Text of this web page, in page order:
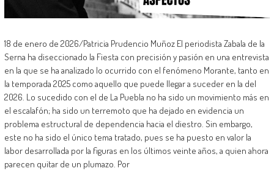
18 de enero de 2026/Patricia Prudencio Muñoz El periodista Zabala de la
Serna ha diseccionado la Fiesta con precisión y pasión en una entrevista
en la que se ha analizado lo ocurrido con el fenómeno Morante, tanto en
la temporada 2025 como aquello que puede llegar a suceder en la del
2026. Lo sucedido con el de La Puebla no ha sido un movimiento más en
el escalafón; ha sido un terremoto que ha dejado en evidencia un
problema estructural de dependencia hacia el diestro. Sin embargo,
este no ha sido el único tema tratado, pues se ha puesto en valor la
labor desarrollada por la figuras en los últimos veinte años, a quien ahora
parecen quitar de un plumazo. Por